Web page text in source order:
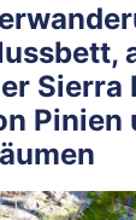
Sierra
Pinien